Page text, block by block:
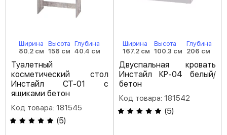
Ширина
80.2 см
Высота
158 см
Глубина
40.4 см
Туалетный
косметический стол
Инстайл СТ-01 с
ящиками бетон
Код товара: 181545
(5)
Ширина
167.2 см
Высота
100.3 см
Глубина
206 см
Двуспальная кровать
Инстайл КР-04 белый/
бетон
Код товара: 181542
(5)